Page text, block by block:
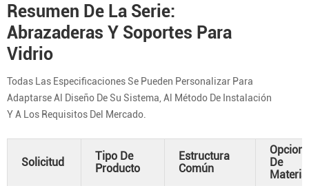
Resumen De La Serie:
Abrazaderas Y Soportes Para
Vidrio
Todas Las Especificaciones Se Pueden Personalizar Para
Adaptarse Al Diseño De Su Sistema, Al Método De Instalación
Y A Los Requisitos Del Mercado.
Solicitud
Tipo De
Producto
Estructura
Común
De